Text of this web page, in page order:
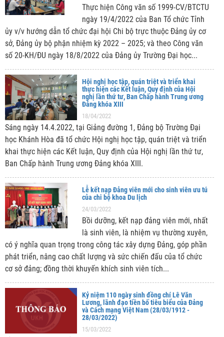
Thực hiện Công văn số 1999-CV/BTCTU
ngày 19/4/2022 của Ban Tổ chức Tỉnh
ủy v/v hướng dẫn tổ chức đại hội Chi bộ trực thuộc Đảng ủy cơ
sở, Đảng ủy bộ phận nhiệm kỳ 2022 – 2025; và theo Công văn
số 20-KH/ĐU ngày 18/8/2022 của Đảng ủy Trường Đại học...
Hội nghị học tập, quán triệt và triển khai
thực hiện các Kết luận, Quy định của Hội
nghị lần thứ tư, Ban Chấp hành Trung ương
Đảng khóa XIII
18/04/2022
Sáng ngày 14.4.2022, tại Giảng đường 1, Đảng bộ Trường Đại
học Khánh Hòa đã tổ chức Hội nghị học tập, quán triệt và triển
khai thực hiện các Kết luận, Quy định của Hội nghị lần thứ tư,
Ban Chấp hành Trung ương Đảng khóa XIII.
Lễ kết nạp Đảng viên mới cho sinh viên ưu tú
của chi bộ khoa Du lịch
24/03/2022
Bồi dưỡng, kết nạp đảng viên mới, nhất
là sinh viên, là nhiệm vụ thường xuyên,
có ý nghĩa quan trọng trong công tác xây dựng Đảng, góp phần
phát triển, nâng cao chất lượng và sức chiến đấu của tổ chức
cơ sở đảng; đồng thời khuyến khích sinh viên tích...
Kỷ niệm 110 ngày sinh đồng chí Lê Văn
Lương, lãnh đạo tiền bố tiêu biểu của Đảng
và Cách mạng Việt Nam (28/03/1912 -
28/03/2022)
15/03/2022